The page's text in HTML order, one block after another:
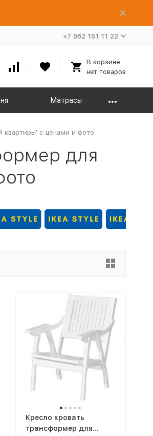
+7 982 151 11 22
В корзине
нет товаров
Матрасы
квартиры' с ценами и фото
для
Кресло кровать
трансформер для